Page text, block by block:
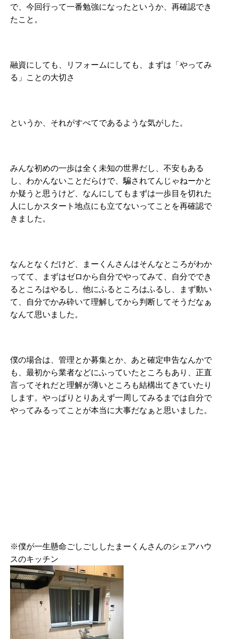
で、今回行って一番勉強になったというか、再確認でき
たこと。
融資にしても、リフォームにしても、まずは「やってみ
る」ことの大切さ
というか、それがすべてであるような気がした。
みんな初めの一歩は全く未知の世界だし、不安もある
し、わかんないことだらけで、騙されてんじゃねーかと
か疑うと思うけど、なんにしてもまずは一歩目を切れた
人にしかスタート地点にも立てないってことを再確認で
きました。
なんとなくだけど、まーくんさんはそんなところがわか
ってて、まずはゼロから自分でやってみて、自分ででき
るところはやるし、他にふるところはふるし、まず動い
て、自分でかみ砕いて理解してから判断してそうだなぁ
なんて思いました。
僕の場合は、管理とか募集とか、あと確定申告なんかで
も、最初から業者などにふっていたところもあり、正直
言ってそれだと理解が薄いところも結構出てきていたり
します。やっぱりとりあえず一周してみるまでは自分で
やってみるってことが本当に大事だなぁと思いました。
※僕が一生懸命ごしごししたまーくんさんのシェアハウ
スのキッチン